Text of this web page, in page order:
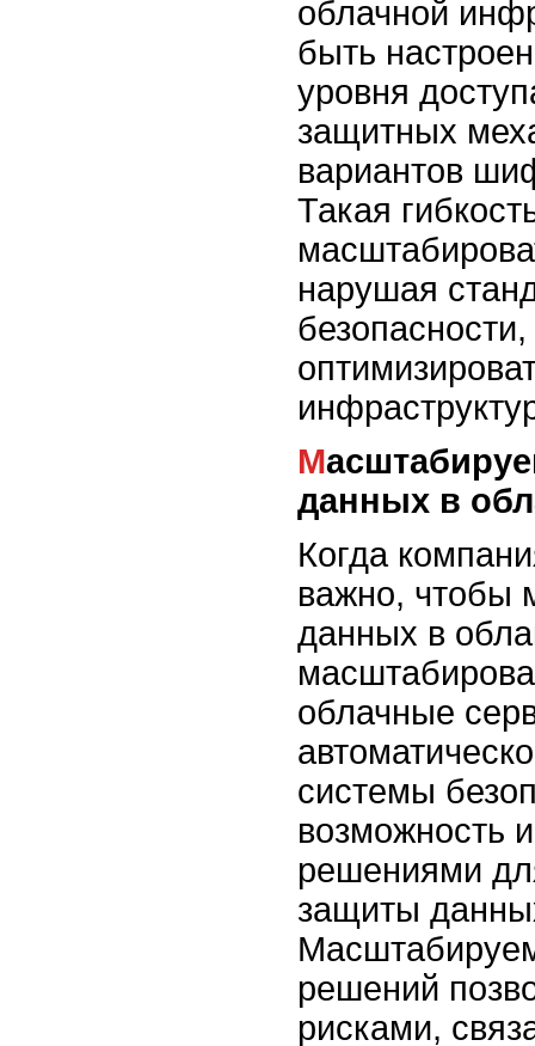
облачной
быть
уровня
защитных
вариантов
Такая
нарушая
Масштабируемость и защита
данных в
Когда
важно, чтобы
данных в
облачные
системы
возможность
решениями
защиты
решений
рисками,